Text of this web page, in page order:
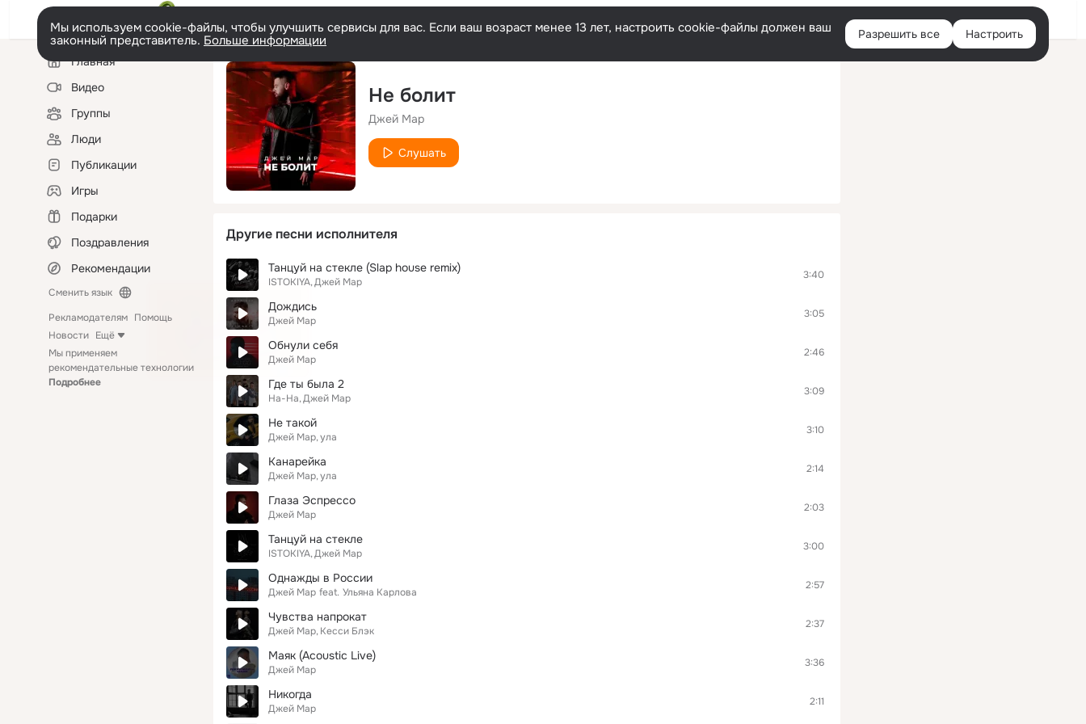
Войти
Мы используем cookie-файлы, чтобы улучшить сервисы для вас. Если ваш возраст менее 13 лет, настроить cookie-файлы должен ваш
законный представитель. Больше информации Разрешить все Настроить
Левая
колонкаГлавная
Видео
Группы
Люди
Публикации
Игры
Подарки
Поздравления
Рекомендации
Сменить язык
Рекламодателям Помощь
Новости Ещё
Мы применяем
рекомендательные технологии
Подробнее
Не болит
Джей Мар
Слушать
Другие песни исполнителя
Танцуй на стекле (Slap house remix)
ISTOKIYA Джей Мар
3:40
Дождись
Джей Мар
3:05
Обнули себя
Джей Мар
2:46
Где ты была 2
На-На Джей Мар
3:09
Не такой
Джей Мар ула
3:10
Канарейка
Джей Мар ула
2:14
Глаза Эспрессо
Джей Мар
2:03
Танцуй на стекле
ISTOKIYA Джей Мар
3:00
Однажды в России
Джей Мар feat. Ульяна Карлова
2:57
Чувства напрокат
Джей Мар Кесси Блэк
2:37
Маяк (Acoustiс Live)
Джей Мар
3:36
Никогда
Джей Мар
2:11